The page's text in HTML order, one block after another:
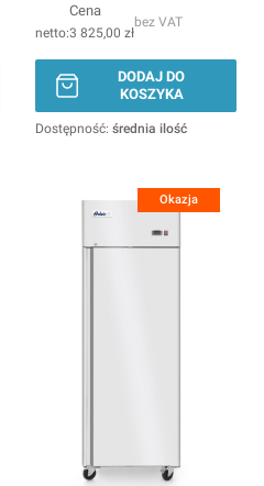
Cena
3 825,00 zł
bez VAT
DODAJ DO
KOSZYKA
Dostępność: średnia ilość
Okazja